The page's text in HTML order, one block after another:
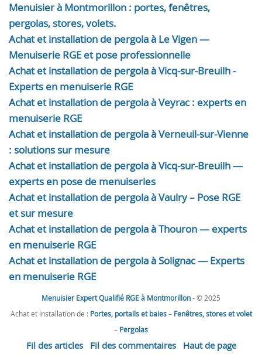
Menuisier à Montmorillon : portes, fenêtres,
pergolas, stores, volets.
Achat et installation de pergola à Le Vigen —
Menuiserie RGE et pose professionnelle
Achat et installation de pergola à Vicq-sur-Breuilh -
Experts en menuiserie RGE
Achat et installation de pergola à Veyrac : experts en
menuiserie RGE
Achat et installation de pergola à Verneuil-sur-Vienne
: solutions sur mesure
Achat et installation de pergola à Vicq-sur-Breuilh —
experts en pose de menuiseries
Achat et installation de pergola à Vaulry – Pose RGE
et sur mesure
Achat et installation de pergola à Thouron — experts
en menuiserie RGE
Achat et installation de pergola à Solignac — Experts
en menuiserie RGE
Menuisier Expert Qualifié RGE à Montmorillon- © 2025
Achat et installation de : Portes, portails et baies– Fenêtres, stores et volet
– Pergolas
Fil des articles Fil des commentaires Haut de page